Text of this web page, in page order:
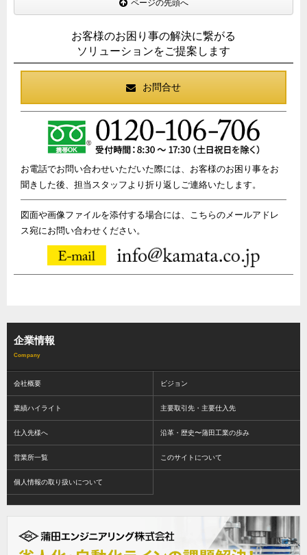
ページの先頭へ
お客様のお困り事の解決に繋がる
ソリューションをご提案します
お問合せ
お電話でお問い合わせいただいた際には、お客様のお困り事をお
聞きした後、担当スタッフより折り返しご連絡いたします。
図面や画像ファイルを添付する場合には、こちらのメールアドレ
ス宛にお問い合わせください。
企業情報
会社概要 ビジョン
業績ハイライト 主要取引先・主要仕入先
仕入先様へ 沿革・歴史〜蒲田工業の歩み
営業所一覧 このサイトについて
個人情報の取り扱いについて